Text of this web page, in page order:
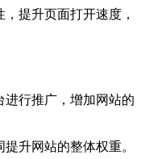
提升页面打开速度，
行推广，增加网站的
升网站的整体权重。